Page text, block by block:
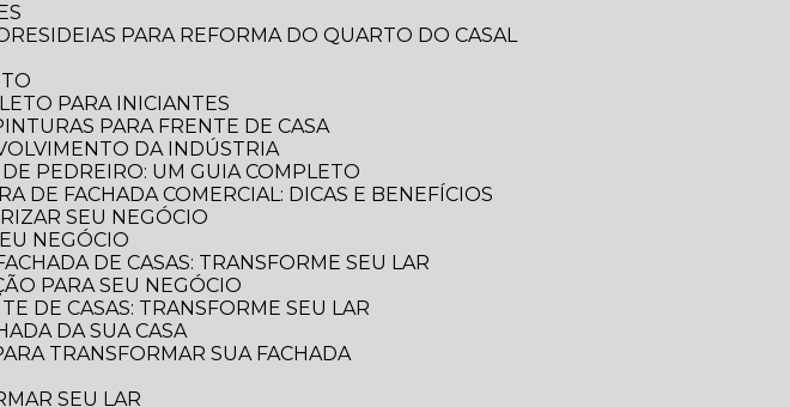
IDEIAS PARA REFORMA DO QUARTO DO CASAL
PARA INICIANTES
PARA FRENTE DE CASA
DA INDÚSTRIA
DE PEDREIRO: UM GUIA COMPLETO
DE FACHADA COMERCIAL: DICAS E BENEFÍCIOS
SEU NEGÓCIO
NEGÓCIO
DE CASAS: TRANSFORME SEU LAR
PARA SEU NEGÓCIO
DE CASAS: TRANSFORME SEU LAR
DA SUA CASA
TRANSFORMAR SUA FACHADA
SEU LAR